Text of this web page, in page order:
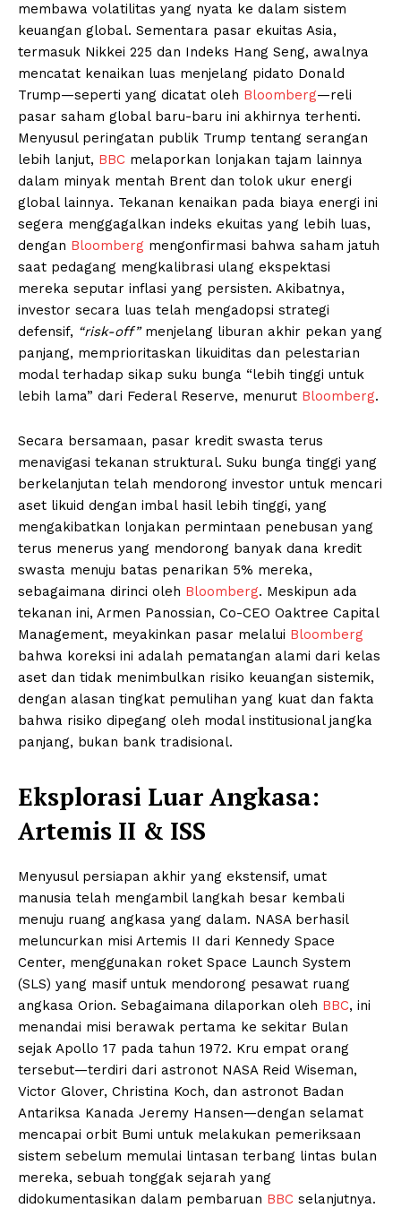
membawa volatilitas yang nyata ke dalam sistem
keuangan global. Sementara pasar ekuitas Asia,
termasuk Nikkei 225 dan Indeks Hang Seng, awalnya
mencatat kenaikan luas menjelang pidato Donald
Trump—seperti yang dicatat oleh Bloomberg—reli
pasar saham global baru-baru ini akhirnya terhenti.
Menyusul peringatan publik Trump tentang serangan
lebih lanjut, BBC melaporkan lonjakan tajam lainnya
dalam minyak mentah Brent dan tolok ukur energi
global lainnya. Tekanan kenaikan pada biaya energi ini
segera menggagalkan indeks ekuitas yang lebih luas,
dengan Bloomberg mengonfirmasi bahwa saham jatuh
saat pedagang mengkalibrasi ulang ekspektasi
mereka seputar inflasi yang persisten. Akibatnya,
investor secara luas telah mengadopsi strategi
defensif, “risk-off”menjelang liburan akhir pekan yang
panjang, memprioritaskan likuiditas dan pelestarian
modal terhadap sikap suku bunga “lebih tinggi untuk
lebih lama” dari Federal Reserve, menurut Bloomberg.
Secara bersamaan, pasar kredit swasta terus
menavigasi tekanan struktural. Suku bunga tinggi yang
berkelanjutan telah mendorong investor untuk mencari
aset likuid dengan imbal hasil lebih tinggi, yang
mengakibatkan lonjakan permintaan penebusan yang
terus menerus yang mendorong banyak dana kredit
swasta menuju batas penarikan 5% mereka,
sebagaimana dirinci oleh Bloomberg. Meskipun ada
tekanan ini, Armen Panossian, Co-CEO Oaktree Capital
Management, meyakinkan pasar melalui Bloomberg
bahwa koreksi ini adalah pematangan alami dari kelas
aset dan tidak menimbulkan risiko keuangan sistemik,
dengan alasan tingkat pemulihan yang kuat dan fakta
bahwa risiko dipegang oleh modal institusional jangka
panjang, bukan bank tradisional.
Eksplorasi Luar Angkasa:
Artemis II & ISS
Menyusul persiapan akhir yang ekstensif, umat
manusia telah mengambil langkah besar kembali
menuju ruang angkasa yang dalam. NASA berhasil
meluncurkan misi Artemis II dari Kennedy Space
Center, menggunakan roket Space Launch System
(SLS) yang masif untuk mendorong pesawat ruang
angkasa Orion. Sebagaimana dilaporkan oleh BBC, ini
menandai misi berawak pertama ke sekitar Bulan
sejak Apollo 17 pada tahun 1972. Kru empat orang
tersebut—terdiri dari astronot NASA Reid Wiseman,
Victor Glover, Christina Koch, dan astronot Badan
Antariksa Kanada Jeremy Hansen—dengan selamat
mencapai orbit Bumi untuk melakukan pemeriksaan
sistem sebelum memulai lintasan terbang lintas bulan
mereka, sebuah tonggak sejarah yang
didokumentasikan dalam pembaruan BBC selanjutnya.